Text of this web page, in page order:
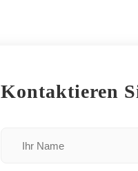
Kontaktieren